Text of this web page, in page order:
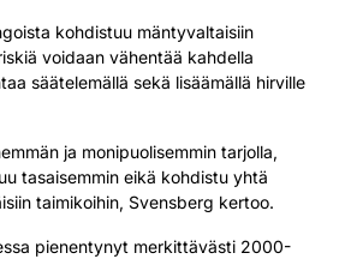
kohdistuu mäntyvaltaisiin
voidaan vähentää kahdella
säätelemällä sekä lisäämällä hirville
ja monipuolisemmin tarjolla,
tasaisemmin eikä kohdistu yhtä
taimikoihin, Svensberg kertoo.
pienentynyt merkittävästi 2000-